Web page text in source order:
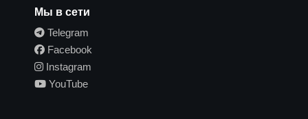
Мы в сети
Telegram
Facebook
Instagram
YouTube